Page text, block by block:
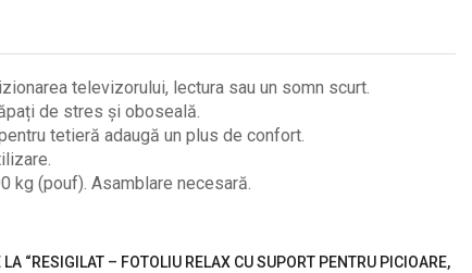
televizorului, lectura sau un somn scurt.
de stres și oboseală.
tetieră adaugă un plus de confort.
kg (pouf). Asamblare necesară.
“RESIGILAT – FOTOLIU RELAX CU SUPORT PENTRU PICIOARE,